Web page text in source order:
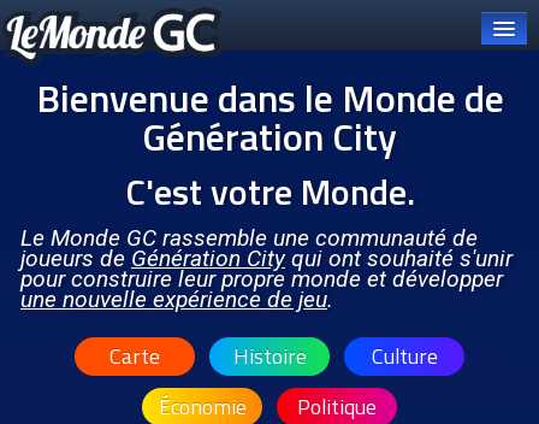
Connexion
Carte et pays
Organisations
À PROPOS DE L'OCGC
Présentation de l'OCGC
Bienvenue dans le Monde de
Génération City
C'est votre Monde.
Le Monde GC rassemble une communauté de
joueurs de Génération Cityqui ont souhaité s'unir
pour construire leur propre monde et développer
une nouvelle expérience de jeu.
Carte Histoire
Culture
Économie
Politique